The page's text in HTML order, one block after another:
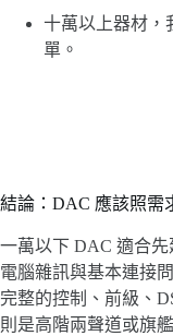
十萬以上器材，
單。
結論：DAC 應該照需
一萬以下 DAC 適合先
電腦雜訊與基本連接
完整的控制、前級、
則是高階兩聲道或旗